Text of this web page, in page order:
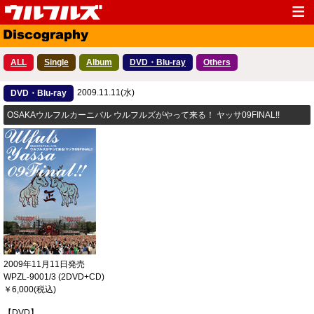
Top
Media Live
Profile
Fanclub Goods
Contact
ALL Single Album DVD・Blu-ray Others
DVD・Blu-ray 2009.11.11(水)
OSAKAウルフルカーニバル ウルフルズがやって来る！ ヤッサ09FINAL!!
2009年11月11日発売
WPZL-9001/3 (2DVD+CD)
￥6,000(税込)